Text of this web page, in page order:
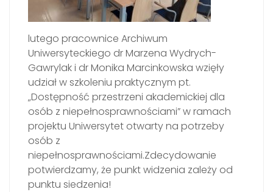
lutego pracownice Archiwum
Uniwersyteckiego dr Marzena Wydrych-
Gawrylak i dr Monika Marcinkowska wzięły
udział w szkoleniu praktycznym pt.
„Dostępność przestrzeni akademickiej dla
osób z niepełnosprawnościami” w ramach
projektu Uniwersytet otwarty na potrzeby
osób z
niepełnosprawnościami.Zdecydowanie
potwierdzamy, że punkt widzenia zależy od
punktu siedzenia!